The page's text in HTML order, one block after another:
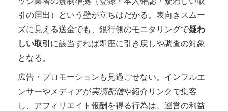
引の届出）という壁が立ちはだかる。表向きスムー
ズに見える送金でも、銀行側のモニタリングで疑わ
しい取引 に該当すれば即座に引き戻しや調査の対象
となる。
広告・プロモーションも見過ごせない。インフルエ
ンサーやメディアが実演配信や紹介リンクで集客
し、アフィリエイト報酬を得る行為は、運営の利益